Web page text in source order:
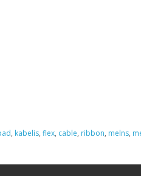
, kabelis, flex, cable, ribbon, melns,